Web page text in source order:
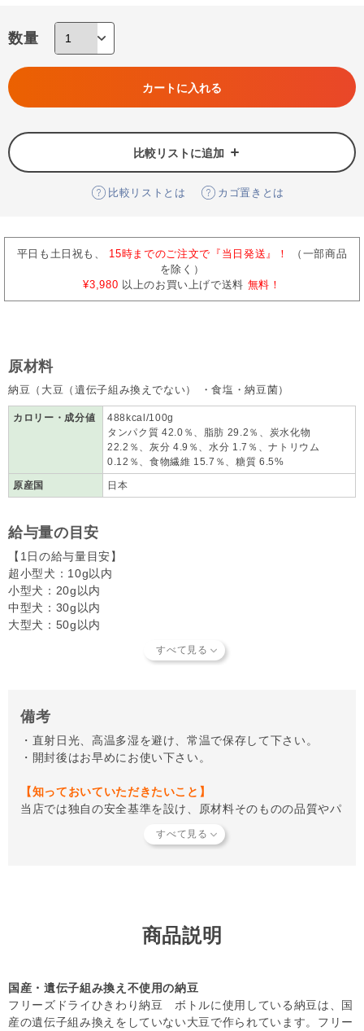
数量
カートに入れる
比較リストに追加
比較リストとは カゴ置きとは
平日も土日祝も、 15時までのご注文で『当日発送』！
（一部商品
を除く）
¥3,980 以上のお買い上げで送料 無料！
原材料
納豆（大豆（遺伝子組み換えでない） ・食塩・納豆菌）
カロリー・成分値
488kcal/100g
タンパク質 42.0％、脂肪 29.2％、炭水化物
22.2％、灰分 4.9％、水分 1.7％、ナトリウム
0.12％、食物繊維 15.7％、糖質 6.5%
原産国 日本
給与量の目安
【1日の給与量目安】
超小型犬：10g以内
小型犬：20g以内
中型犬：30g以内
大型犬：50g以内
備考
・直射日光、高温多湿を避け、常温で保存して下さい。
・開封後はお早めにお使い下さい。
【知っておいていただきたいこと】
当店では独自の安全基準を設け、原材料そのものの品質やパ
商品形状のバラつきや商品導入スタンス
ない場合がございます。
(「発送予定日のお知らせメール」をお送りする前であれ
いただけます。）
商品説明
国産・遺伝子組み換え不使用の納豆
フリーズドライひきわり納豆 ボトルに使用している納豆は、国
産の遺伝子組み換えをしていない大豆で作られています。フリー